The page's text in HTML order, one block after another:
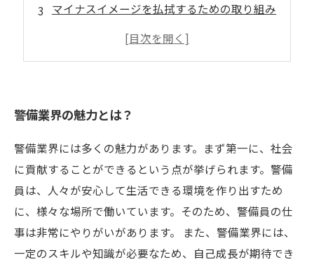
マイナスイメージを払拭するための取り組み
警備業界が担う役割とは？
警備業界の魅力とは？
警備業界には多くの魅力があります。まず第一に、社会
に貢献することができるという点が挙げられます。警備
員は、人々が安心して生活できる環境を作り出すため
に、様々な場所で働いています。そのため、警備員の仕
事は非常にやりがいがあります。 また、警備業界には、
一定のスキルや知識が必要なため、自己成長が期待でき